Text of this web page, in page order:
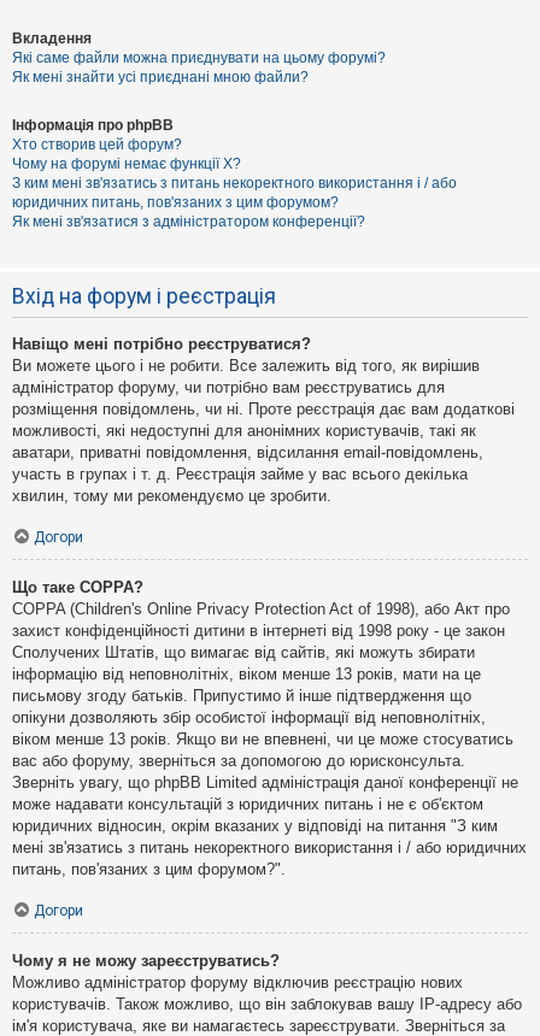
Вкладення
Які саме файли можна приєднувати на цьому форумі?
Як мені знайти усі приєднані мною файли?
Інформація про phpBB
Хто створив цей форум?
Чому на форумі немає функції X?
З ким мені зв'язатись з питань некоректного використання і / або
юридичних питань, пов'язаних з цим форумом?
Як мені зв'язатися з адміністратором конференції?
Вхід на форум і реєстрація
Навіщо мені потрібно реєструватися?
Ви можете цього і не робити. Все залежить від того, як вирішив
адміністратор форуму, чи потрібно вам реєструватись для
розміщення повідомлень, чи ні. Проте реєстрація дає вам додаткові
можливості, які недоступні для анонімних користувачів, такі як
аватари, приватні повідомлення, відсилання email-повідомлень,
участь в групах і т. д. Реєстрація займе у вас всього декілька
хвилин, тому ми рекомендуємо це зробити.
Догори
Що таке COPPA?
COPPA (Children's Online Privacy Protection Act of 1998), або Акт про
захист конфіденційності дитини в інтернеті від 1998 року - це закон
Сполучених Штатів, що вимагає від сайтів, які можуть збирати
інформацію від неповнолітніх, віком менше 13 років, мати на це
письмову згоду батьків. Припустимо й інше підтвердження що
опікуни дозволяють збір особистої інформації від неповнолітніх,
віком менше 13 років. Якщо ви не впевнені, чи це може стосуватись
вас або форуму, зверніться за допомогою до юрисконсульта.
Зверніть увагу, що phpBB Limited адміністрація даної конференції не
може надавати консультацій з юридичних питань і не є об'єктом
юридичних відносин, окрім вказаних у відповіді на питання "З ким
мені зв'язатись з питань некоректного використання і / або юридичних
питань, пов'язаних з цим форумом?".
Догори
Чому я не можу зареєструватись?
Можливо адміністратор форуму відключив реєстрацію нових
користувачів. Також можливо, що він заблокував вашу IP-адресу або
ім'я користувача, яке ви намагаєтесь зареєструвати. Зверніться за